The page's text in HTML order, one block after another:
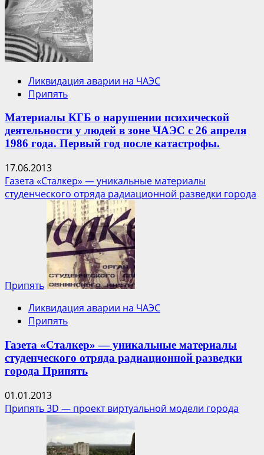
Ликвидация аварии на ЧАЭС
Припять
Материалы КГБ о нарушении психической
деятельности у людей в зоне ЧАЭС с 26 апреля
1986 года. Первый год после катастрофы.
17.06.2013
Газета «Сталкер» — уникальные материалы
студенческого отряда радиационной разведки города
Припять
Ликвидация аварии на ЧАЭС
Припять
Газета «Сталкер» — уникальные материалы
студенческого отряда радиационной разведки
города Припять
01.01.2013
Припять 3D — проект виртуальной модели города